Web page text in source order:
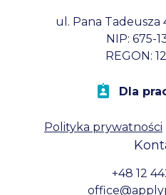
ul. Pana Tadeusza
NIP: 675-
REGON:
Dla
Polityka prywatności
+48 12